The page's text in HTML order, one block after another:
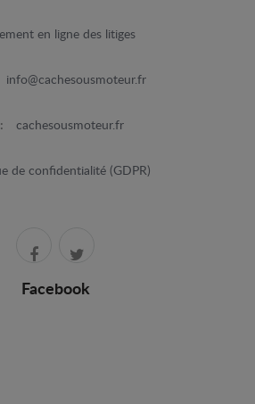
en ligne des litiges
info@cachesousmoteur.fr
cachesousmoteur.fr
de confidentialité (GDPR)
Facebook